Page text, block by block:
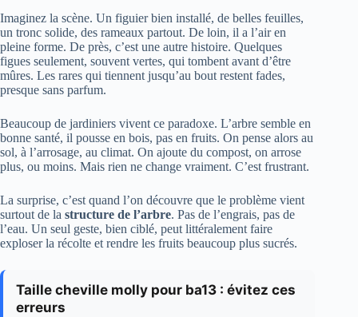
Imaginez la scène. Un figuier bien installé, de belles feuilles,
un tronc solide, des rameaux partout. De loin, il a l’air en
pleine forme. De près, c’est une autre histoire. Quelques
figues seulement, souvent vertes, qui tombent avant d’être
mûres. Les rares qui tiennent jusqu’au bout restent fades,
presque sans parfum.
Beaucoup de jardiniers vivent ce paradoxe. L’arbre semble en
bonne santé, il pousse en bois, pas en fruits. On pense alors au
sol, à l’arrosage, au climat. On ajoute du compost, on arrose
plus, ou moins. Mais rien ne change vraiment. C’est frustrant.
La surprise, c’est quand l’on découvre que le problème vient
surtout de la structure de l’arbre. Pas de l’engrais, pas de
l’eau. Un seul geste, bien ciblé, peut littéralement faire
exploser la récolte et rendre les fruits beaucoup plus sucrés.
Taille cheville molly pour ba13 : évitez ces
erreurs